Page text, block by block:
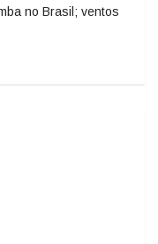
no Brasil; ventos